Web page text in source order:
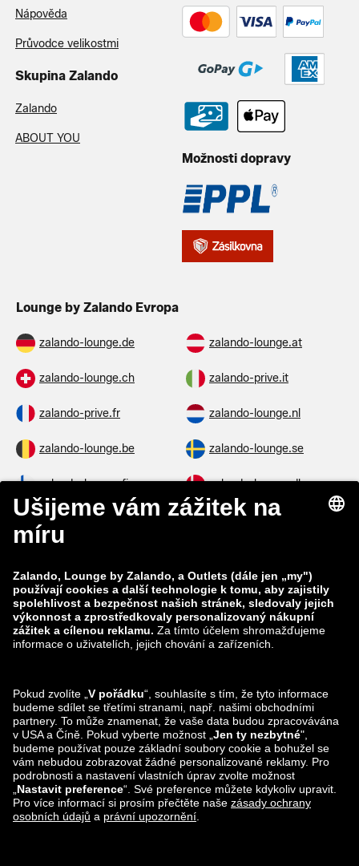
Nápověda
Průvodce velikostmi
Skupina Zalando
Zalando
ABOUT YOU
Možnosti dopravy
Lounge by Zalando Evropa
zalando-lounge.de zalando-lounge.at
zalando-lounge.ch zalando-prive.it
zalando-prive.fr zalando-lounge.nl
zalando-lounge.be zalando-lounge.se
zalando-lounge.fi zalando-lounge.dk
zalando-lounge.co.uk zalando-lounge.pl
zalando-lounge.lt zalando-lounge.sk
zalando-lounge.ro zalando-lounge.hr
zalando-lounge.lu zalando-lounge.ee
zalando-lounge.lv zalando-lounge.no
Sledujte nás také
na